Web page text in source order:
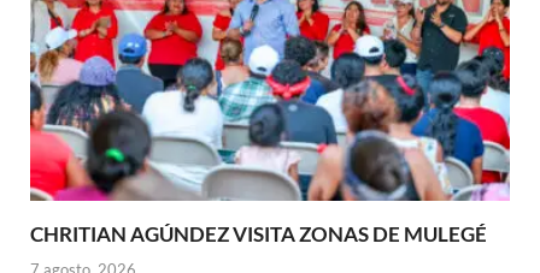
CHRITIAN AGÚNDEZ VISITA ZONAS DE MULEGÉ
7 agosto, 2026